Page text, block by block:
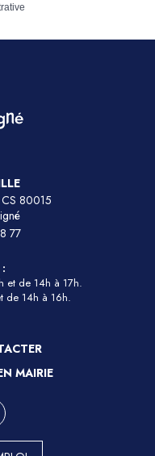
80015
77
et de 14h à 17h.
de 14h à 16h.
MAIRIE